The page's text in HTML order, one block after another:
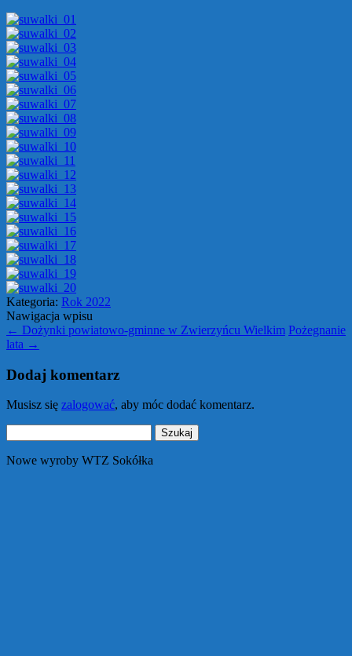
Kategoria: Rok 2022
Nawigacja wpisu
← Dożynki powiatowo-gminne w Zwierzyńcu Wielkim Pożegnanie
lata →
Dodaj komentarz
Musisz się zalogować, aby móc dodać komentarz.
Nowe wyroby WTZ Sokółka